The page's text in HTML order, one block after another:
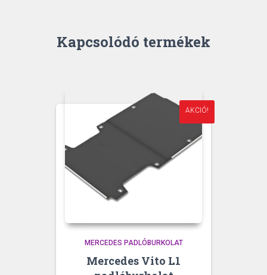
Kapcsolódó termékek
AKCIÓ!
MERCEDES PADLÓBURKOLAT
Mercedes Vito L1